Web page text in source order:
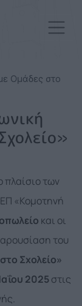
Ομάδες στο
πλαίσιο των
«Κομοτηνή
και οι
του
Σχολείο»
2025στις